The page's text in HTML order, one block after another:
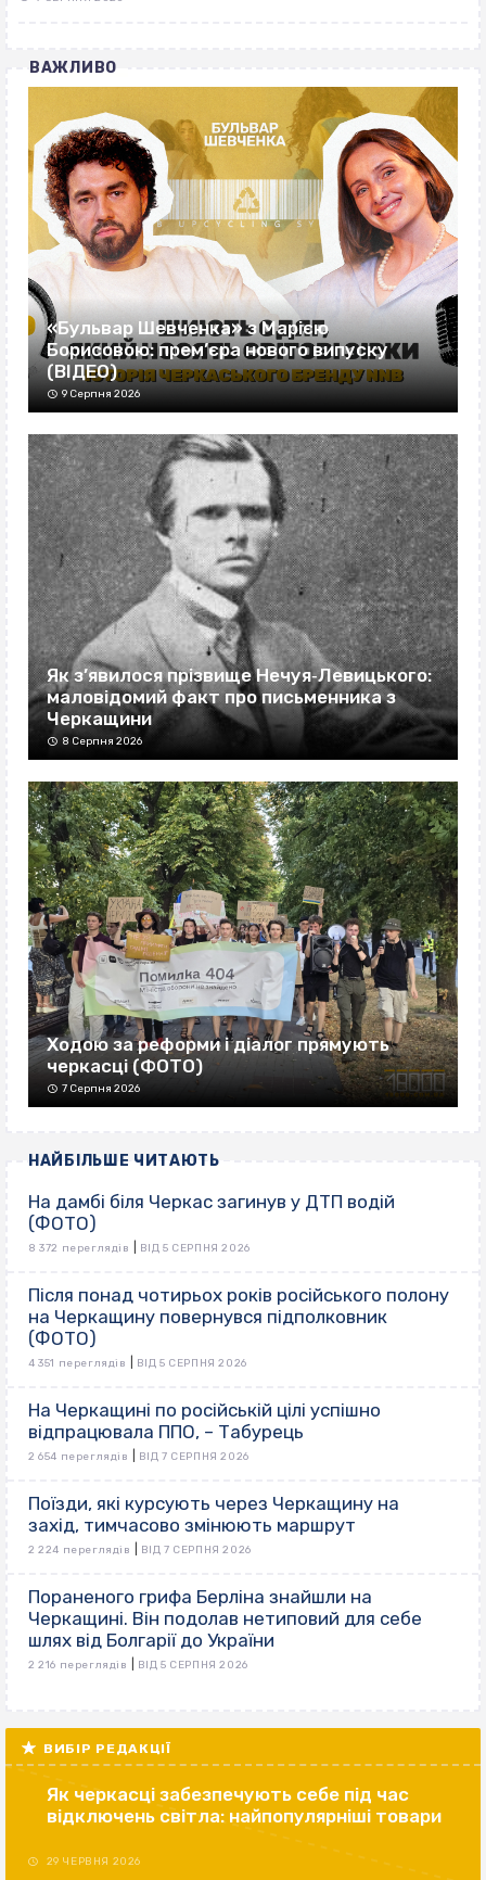
ВАЖЛИВО
«Бульвар Шевченка» з Марією
Борисовою: прем’єра нового випуску
(ВІДЕО)
9 Серпня 2026
Як з’явилося прізвище Нечуя‐Левицького:
маловідомий факт про письменника з
Черкащини
8 Серпня 2026
Ходою за реформи і діалог прямують
черкасці (ФОТО)
7 Серпня 2026
НАЙБІЛЬШЕ ЧИТАЮТЬ
На дамбі біля Черкас загинув у ДТП водій
(ФОТО)
8 372 переглядів ВІД 5 СЕРПНЯ 2026
Після понад чотирьох років російського полону
на Черкащину повернувся підполковник
(ФОТО)
4 351 переглядів ВІД 5 СЕРПНЯ 2026
На Черкащині по російській цілі успішно
відпрацювала ППО, – Табурець
2 654 переглядів ВІД 7 СЕРПНЯ 2026
Поїзди, які курсують через Черкащину на
захід, тимчасово змінюють маршрут
2 224 переглядів ВІД 7 СЕРПНЯ 2026
Пораненого грифа Берліна знайшли на
Черкащині. Він подолав нетиповий для себе
шлях від Болгарії до України
2 216 переглядів ВІД 5 СЕРПНЯ 2026
ВИБІР РЕДАКЦІЇ
Як черкасці забезпечують себе під час
відключень світла: найпопулярніші товари
29 ЧЕРВНЯ 2026